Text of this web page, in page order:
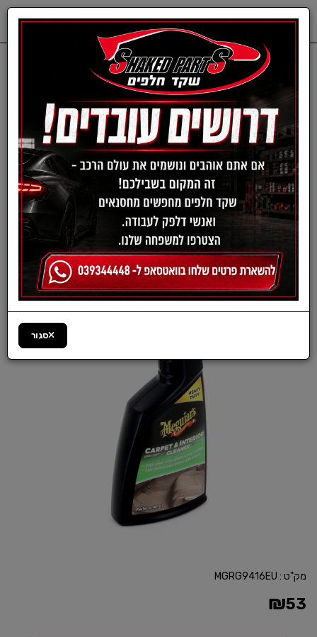
ציוד, אביזרים ומוצרים לרכב תרסיסים לרכב
ספריי מנקה שטיחים
וריפודים - CARPET &I
NTERIOR CLEAN מבית
MEGUIAR'S | תכולה 473
מ"ל
מק"ט : MGRG9416EU
₪53
סגור